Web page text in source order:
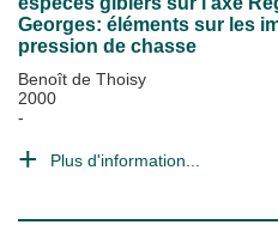
Georges: éléments sur les
pression de chasse
Benoît de Thoisy
2000
-
Plus d'information...